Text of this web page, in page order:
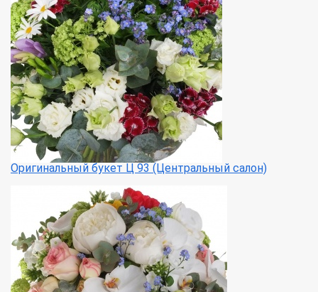
Оригинальный букет Ц 93 (Центральный салон)